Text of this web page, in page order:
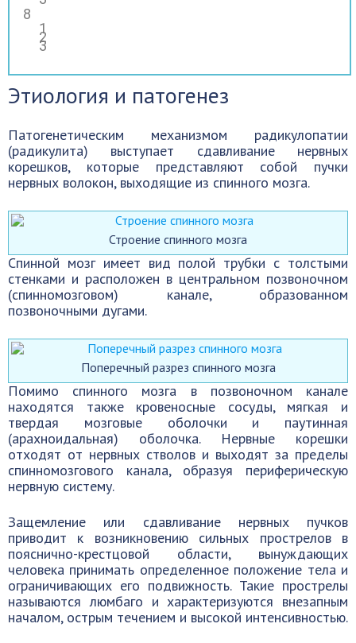
Этиология и патогенез
Патогенетическим механизмом радикулопатии
(радикулита) выступает сдавливание нервных
корешков, которые представляют собой пучки
нервных волокон, выходящие из спинного мозга.
Строение спинного мозга
Спинной мозг имеет вид полой трубки с толстыми
стенками и расположен в центральном позвоночном
(спинномозговом) канале, образованном
позвоночными дугами.
Поперечный разрез спинного мозга
Помимо спинного мозга в позвоночном канале
находятся также кровеносные сосуды, мягкая и
твердая мозговые оболочки и паутинная
(арахноидальная) оболочка. Нервные корешки
отходят от нервных стволов и выходят за пределы
спинномозгового канала, образуя периферическую
нервную систему.
Защемление или сдавливание нервных пучков
приводит к возникновению сильных прострелов в
пояснично-крестцовой области, вынуждающих
человека принимать определенное положение тела и
ограничивающих его подвижность. Такие прострелы
называются люмбаго и характеризуются внезапным
началом, острым течением и высокой интенсивностью.